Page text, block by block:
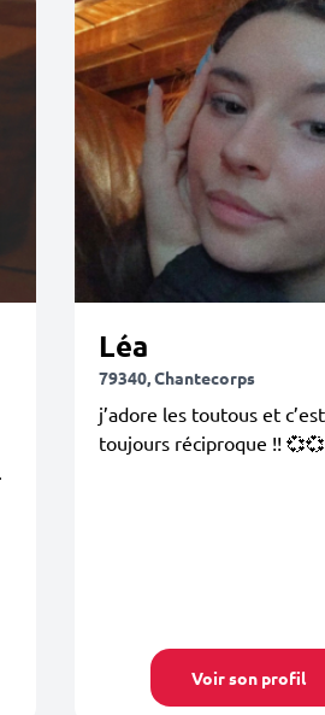
Léa
79340, Chantecorps
j’adore les toutous et c’est
toujours réciproque !! 💞💞
Voir son profil